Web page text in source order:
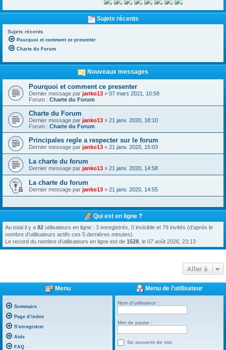
Sujets récents
Sujets récents
Pourquoi et comment ce presenter
Charte du Forum
Nouveaux messages
Pourquoi et comment ce presenter
Dernier message par janko13 » 07 mars 2021, 10:58
Forum : Charte du Forum
Charte du Forum
Dernier message par janko13 » 21 janv. 2020, 18:10
Forum : Charte du Forum
Principales regle a respecter sur le forum
Dernier message par janko13 » 21 janv. 2020, 15:03
La charte du forum
Dernier message par janko13 » 21 janv. 2020, 14:58
La charte du forum
Dernier message par janko13 » 21 janv. 2020, 14:55
Qui est en ligne ?
Au total il y a 82 utilisateurs en ligne : 3 enregistrés, 0 invisible et 79 invités (d’après le
nombre d’utilisateurs actifs ces 5 dernières minutes)
Le record du nombre d’utilisateurs en ligne est de 1528 , le 07 août 2026, 23:13
Aller à
Menu
Sommaire
Page d’index
S’enregistrer
Aide
FAQ
Menu de l’utilisateur
Nom d’utilisateur :
Mot de passe :
Se souvenir de moi